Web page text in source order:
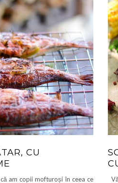
CU
am copii mofturoși în ceea ce